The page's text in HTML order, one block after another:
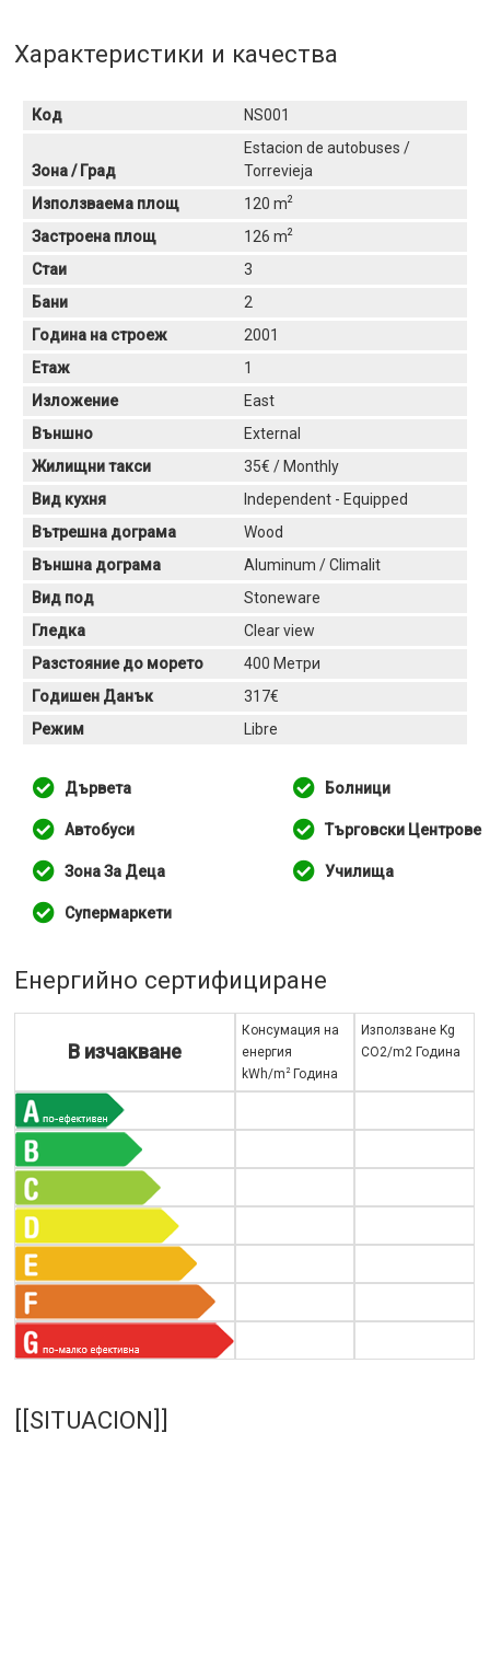
Характеристики и качества
Код NS001
Зона / Град
Estacion de autobuses /
Torrevieja
Използваема площ
120 m2
Застроена площ 126 m2
Стаи
3
Бани
2
Година на строеж
2001
Етаж
1
Изложение
East
Външно
External
Жилищни такси
35€ / Monthly
Вид кухня
Independent - Equipped
Вътрешна дограма
Wood
Външна дограма
Aluminum / Climalit
Вид под
Stoneware
Гледка
Clear view
Разстояние до морето
400 Метри
Годишен Данък
317€
Режим
Libre
Дървета Болници
Автобуси Търговски Центрове
Зона За Деца Училища
Супермаркети
Енергийно сертифициране
В изчакване
Консумация на
енергия
kWh/m 2Година
Използване Kg
CO2/m2 Година
[[SITUACION]]